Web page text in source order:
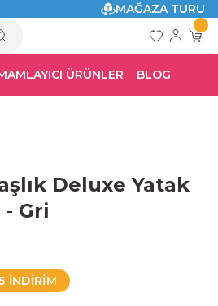
MAĞAZA TURU
ÜRÜNLER BLOG
Deluxe Yatak
Gri
İNDİRİM